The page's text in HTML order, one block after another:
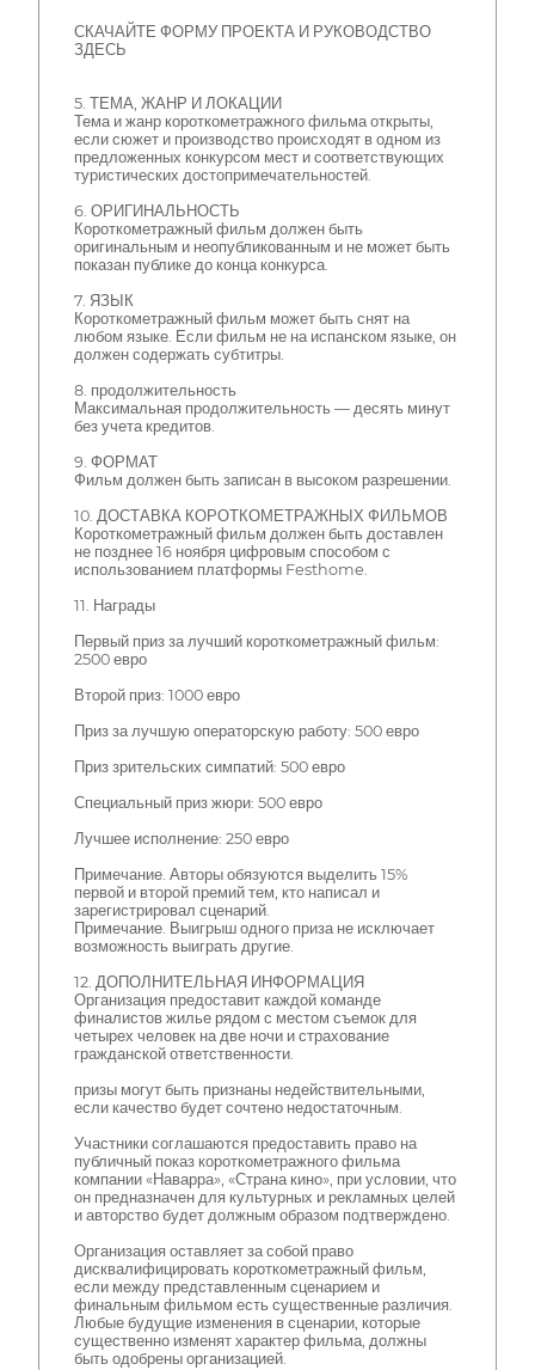
СКАЧАЙТЕ ФОРМУ ПРОЕКТА И РУКОВОДСТВО
ЗДЕСЬ
5. ТЕМА, ЖАНР И ЛОКАЦИИ
Тема и жанр короткометражного фильма открыты,
если сюжет и производство происходят в одном из
предложенных конкурсом мест и соответствующих
туристических достопримечательностей.
6. ОРИГИНАЛЬНОСТЬ
Короткометражный фильм должен быть
оригинальным и неопубликованным и не может быть
показан публике до конца конкурса.
7. ЯЗЫК
Короткометражный фильм может быть снят на
любом языке. Если фильм не на испанском языке, он
должен содержать субтитры.
8. продолжительность
Максимальная продолжительность — десять минут
без учета кредитов.
9. ФОРМАТ
Фильм должен быть записан в высоком разрешении.
10. ДОСТАВКА КОРОТКОМЕТРАЖНЫХ ФИЛЬМОВ
Короткометражный фильм должен быть доставлен
не позднее 16 ноября цифровым способом с
использованием платформы Festhome.
11. Награды
Первый приз за лучший короткометражный фильм:
2500 евро
Второй приз: 1000 евро
Приз за лучшую операторскую работу: 500 евро
Приз зрительских симпатий: 500 евро
Специальный приз жюри: 500 евро
Лучшее исполнение: 250 евро
Примечание. Авторы обязуются выделить 15%
первой и второй премий тем, кто написал и
зарегистрировал сценарий.
Примечание. Выигрыш одного приза не исключает
возможность выиграть другие.
12. ДОПОЛНИТЕЛЬНАЯ ИНФОРМАЦИЯ
Организация предоставит каждой команде
финалистов жилье рядом с местом съемок для
четырех человек на две ночи и страхование
гражданской ответственности.
призы могут быть признаны недействительными,
если качество будет сочтено недостаточным.
Участники соглашаются предоставить право на
публичный показ короткометражного фильма
компании «Наварра», «Страна кино», при условии, что
он предназначен для культурных и рекламных целей
и авторство будет должным образом подтверждено.
Организация оставляет за собой право
дисквалифицировать короткометражный фильм,
если между представленным сценарием и
финальным фильмом есть существенные различия.
Любые будущие изменения в сценарии, которые
существенно изменят характер фильма, должны
быть одобрены организацией.